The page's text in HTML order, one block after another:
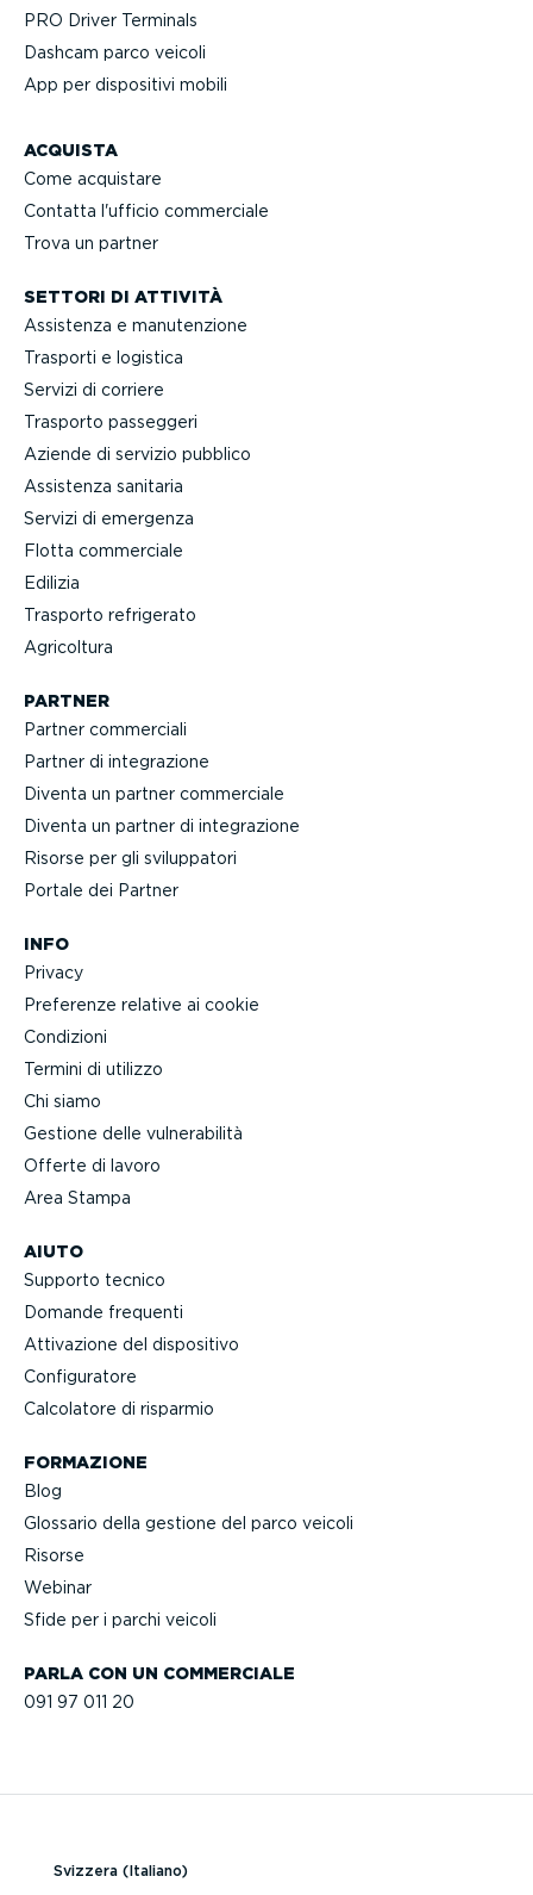
PRO Driver Terminals
Dashcam parco veicoli
App per dispositivi mobili
ACQUISTA
Come acquistare
Contatta l'ufficio commerciale
Trova un partner
SETTORI DI ATTIVITÀ
Assistenza e manuten­zione
Trasporti e logistica
Servizi di corriere
Trasporto passeggeri
Aziende di servizio pubblico
Assistenza sanitaria
Servizi di emergenza
Flotta commerciale
Edilizia
Trasporto refrigerato
Agricoltura
PARLA CON UN COMMERCIALE
091 97 011 20
AIUTO
Supporto tecnico
Domande frequenti
Attivazione del dispositivo
Confi­gu­ratore
Calcolatore di risparmio
FORMAZIONE
Blog
Glossario della gestione del parco veicoli
Risorse
Webinar
Sfide per i parchi veicoli
PARTNER
Partner commerciali
Partner di integra­zione
Diventa un partner commerciale
Diventa un partner di integra­zione
Risorse per gli svilup­patori
Portale dei Partner
INFO
Privacy
Preferenze relative ai cookie
Condizioni
Termini di utilizzo
Chi siamo
Gestione delle vulne­ra­bilità
Offerte di lavoro
Area Stampa
Svizzera (Italiano)